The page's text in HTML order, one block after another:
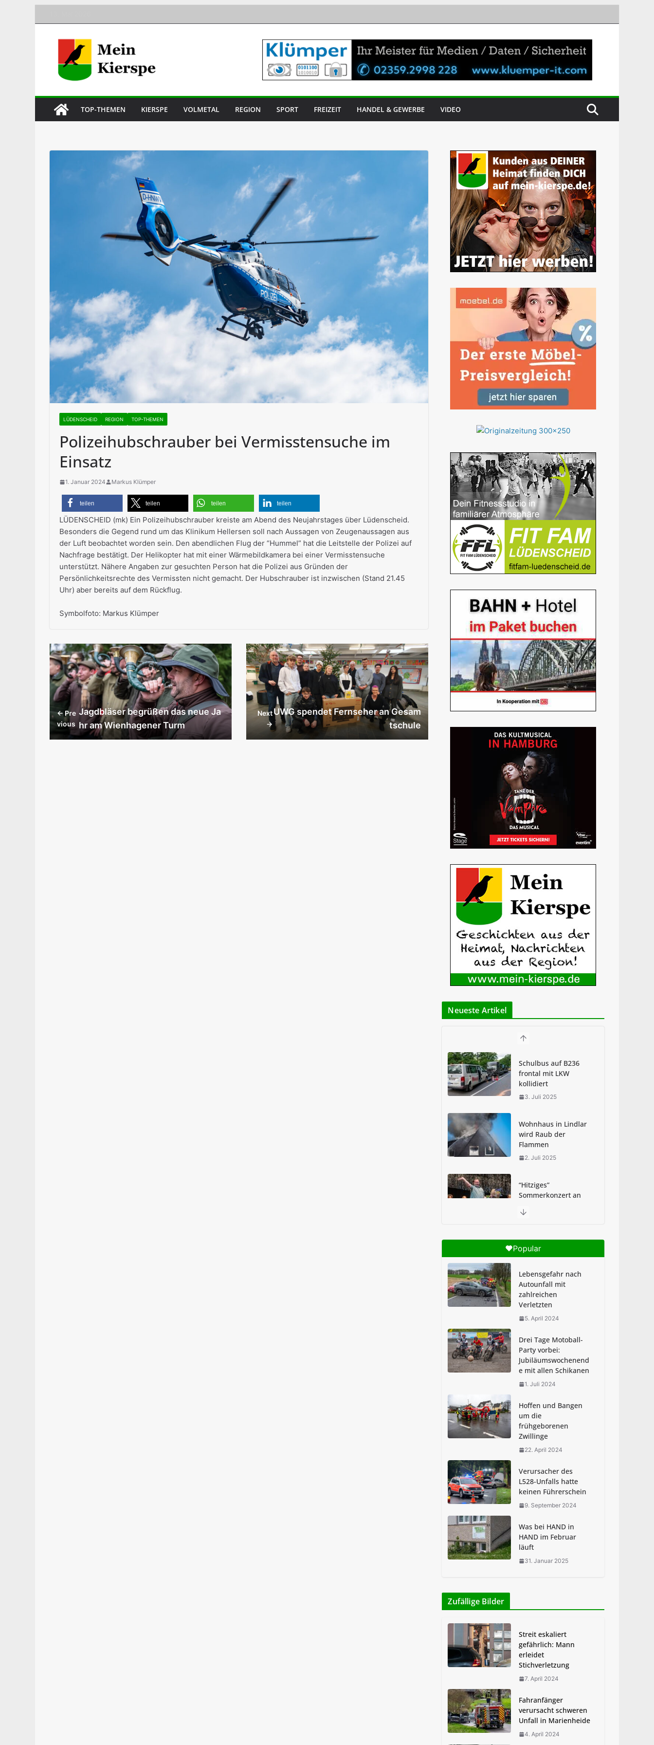
to
TOP-THEMEN KIERSPE VOLMETAL REGION SPORT FREIZEIT HANDEL & GEWERBE VIDEO
LÜDENSCHEID REGION TOP-THEMEN
Polizeihubschrauber bei Vermisstensuche im
Einsatz
1. Januar 2024 Markus Klümper
teilen teilen teilen teilen
LÜDENSCHEID (mk) Ein Polizeihubschrauber kreiste am Abend des Neujahrstages über Lüdenscheid.
Besonders die Gegend rund um das Klinikum Hellersen soll nach Aussagen von Zeugenaussagen aus
der Luft beobachtet worden sein. Den abendlichen Flug der “Hummel” hat die Leitstelle der Polizei auf
Nachfrage bestätigt. Der Helikopter hat mit einer Wärmebildkamera bei einer Vermisstensuche
unterstützt. Nähere Angaben zur gesuchten Person hat die Polizei aus Gründen der
Persönlichkeitsrechte des Vermissten nicht gemacht. Der Hubschrauber ist inzwischen (Stand 21.45
Uhr) aber bereits auf dem Rückflug.
Symbolfoto: Markus Klümper
← Pre
vious
Jagdbläser begrüßen das neue Ja
hr am Wienhagener Turm
Next
→
UWG spendet Fernseher an Gesam
tschule
Neueste Artikel
kollidiert
Wohnhaus in Lindlar
wird Raub der
Flammen
“Hitziges”
Sommerkonzert an
der GSKi
Abi-Sturm: Schultag
an GSKi begann
feucht-fröhlich
Brandheiße Pause in
30. Juni 2025
MEIN KIERSPE stellt
Berichterstattung ein
Popular
Lebensgefahr nach
Autounfall mit
zahlreichen
Verletzten
5. April 2024
Drei Tage Motoball-
Party vorbei:
Jubiläumswochenend
e mit allen Schikanen
1. Juli 2024
Hoffen und Bangen
um die
frühgeborenen
Zwillinge
22. April 2024
Verursacher des
L528-Unfalls hatte
keinen Führerschein
9. September 2024
Was bei HAND in
HAND im Februar
läuft
31. Januar 2025
Zufällige Bilder
Streit eskaliert
gefährlich: Mann
erleidet
Stichverletzung
7. April 2024
Fahranfänger
verursacht schweren
Unfall in Marienheide
4. April 2024